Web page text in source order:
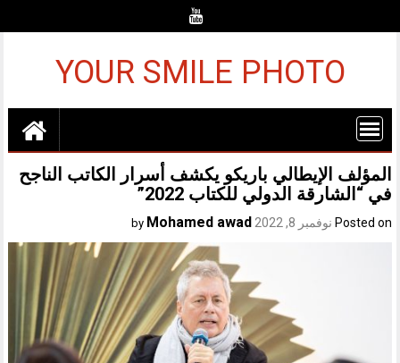
YOUR SMILE PHOTO
المؤلف الإيطالي باريكو يكشف أسرار الكاتب الناجح
في “الشارقة الدولي للكتاب 2022”
Posted on نوفمبر 8, 2022 Mohamed awad